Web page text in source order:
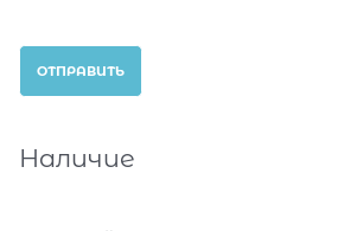
Наличие